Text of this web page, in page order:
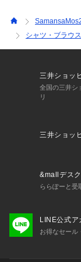
シャツ・ブラウス
三井ショッ
全国の三井シ
リ
三井ショッ
&mallデスク
ららぽーと受
LINE公式ア
お得なセール